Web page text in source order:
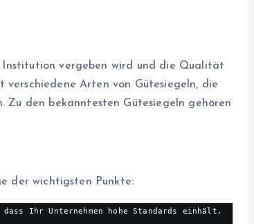
Institution vergeben wird und die Qualität
verschiedene Arten von Gütesiegeln, die
Zu den bekanntesten Gütesiegeln gehören
der wichtigsten Punkte:
Ihr Unternehmen hohe Standards einhält.